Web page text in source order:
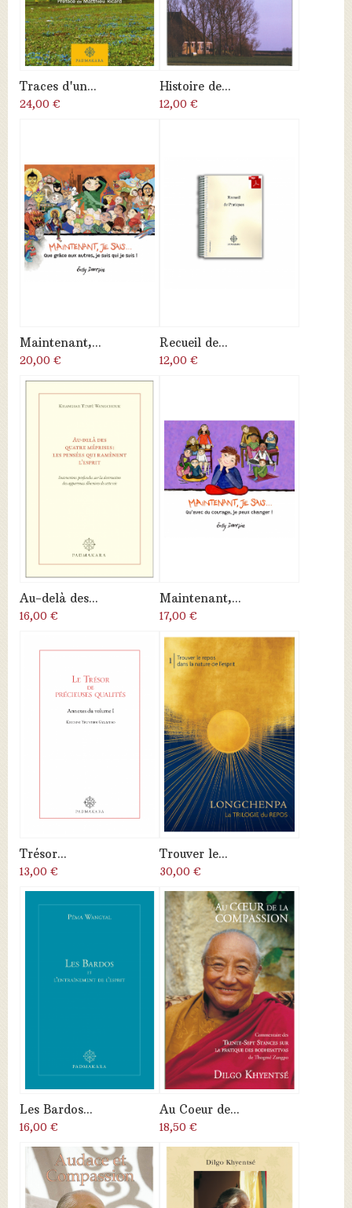
Traces d'un...
24,00 €
Histoire de...
12,00 €
Maintenant,...
20,00 €
Recueil de...
12,00 €
Au-delà des...
16,00 €
Maintenant,...
17,00 €
Trésor...
13,00 €
Trouver le...
30,00 €
Les Bardos...
16,00 €
Au Coeur de...
18,50 €